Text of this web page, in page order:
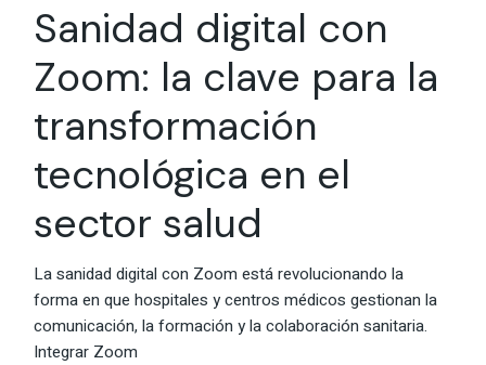
Sanidad digital con
Zoom: la clave para la
transformación
tecnológica en el
sector salud
La sanidad digital con Zoom está revolucionando la
forma en que hospitales y centros médicos gestionan la
comunicación, la formación y la colaboración sanitaria.
Integrar Zoom